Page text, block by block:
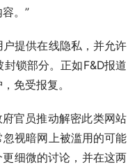
。”
提供在线隐私，并允许
锁部分。正如F&D报道
免受报复。
官员推动解密此类网站
视暗网上被滥用的可能
细微的讨论，并在这两